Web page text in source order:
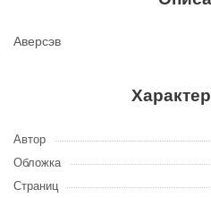
Аверсэв
Автор
Обложка
Страниц